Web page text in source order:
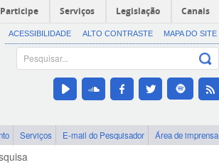
Participe Serviços Legislação Canais
ACESSIBILIDADE ALTO CONTRASTE MAPA DO SITE
Serviços E-mail do Pesquisador Área de imprensa